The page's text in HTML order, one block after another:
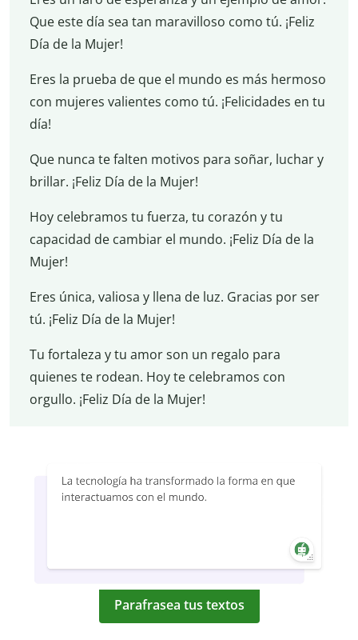
Que este día sea tan maravilloso como tú. ¡Feliz
Día de la Mujer!
Eres la prueba de que el mundo es más hermoso
con mujeres valientes como tú. ¡Felicidades en tu
día!
Que nunca te falten motivos para soñar, luchar y
brillar. ¡Feliz Día de la Mujer!
Hoy celebramos tu fuerza, tu corazón y tu
capacidad de cambiar el mundo. ¡Feliz Día de la
Mujer!
Eres única, valiosa y llena de luz. Gracias por ser
tú. ¡Feliz Día de la Mujer!
Tu fortaleza y tu amor son un regalo para
quienes te rodean. Hoy te celebramos con
orgullo. ¡Feliz Día de la Mujer!
Parafrasea tus textos